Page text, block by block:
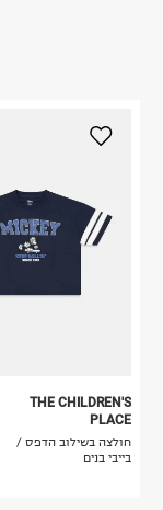
THE CHILDREN'S
PLACE
חולצה בשילוב הדפס /
בייבי בנים